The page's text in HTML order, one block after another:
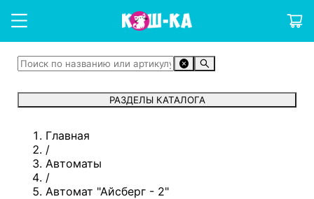
РАЗДЕЛЫ КАТАЛОГА
Главная
/
Автоматы
/
Автомат "Айсберг - 2"